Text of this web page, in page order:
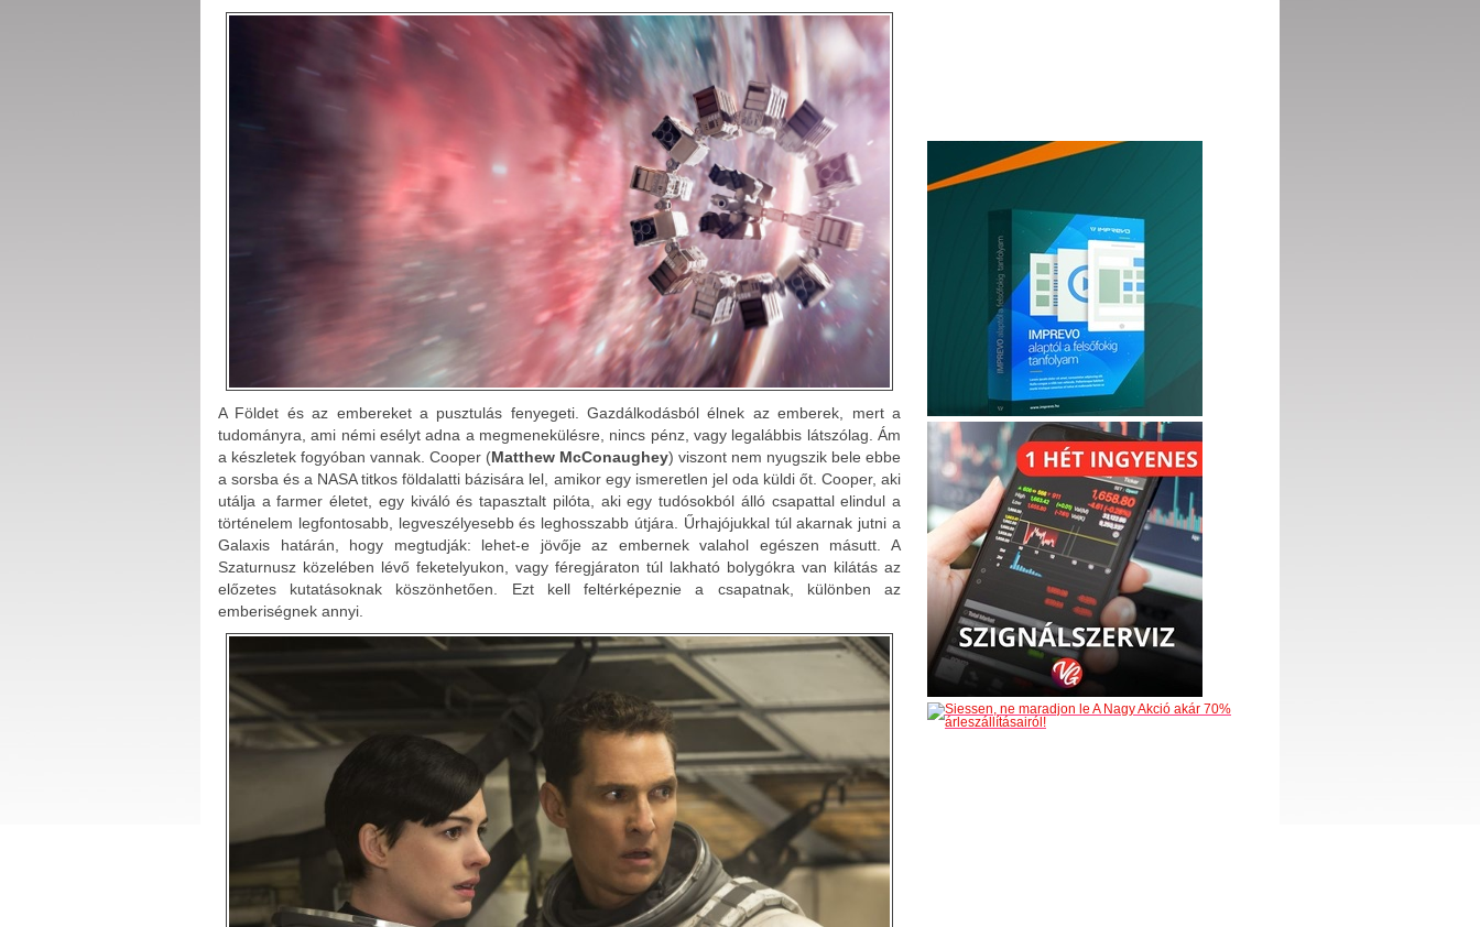
A Földet és az embereket a pusztulás fenyegeti. Gazdálkodásból élnek az emberek, mert a
tudományra, ami némi esélyt adna a megmenekülésre, nincs pénz, vagy legalábbis látszólag. Ám
a készletek fogyóban vannak. Cooper (Matthew McConaughey) viszont nem nyugszik bele ebbe
a sorsba és a NASA titkos földalatti bázisára lel, amikor egy ismeretlen jel oda küldi őt. Cooper, aki
utálja a farmer életet, egy kiváló és tapasztalt pilóta, aki egy tudósokból álló csapattal elindul a
történelem legfontosabb, legveszélyesebb és leghosszabb útjára. Űrhajójukkal túl akarnak jutni a
Galaxis határán, hogy megtudják: lehet-e jövője az embernek valahol egészen másutt. A
Szaturnusz közelében lévő feketelyukon, vagy féregjáraton túl lakható bolygókra van kilátás az
előzetes kutatásoknak köszönhetően. Ezt kell feltérképeznie a csapatnak, különben az
emberiségnek annyi.